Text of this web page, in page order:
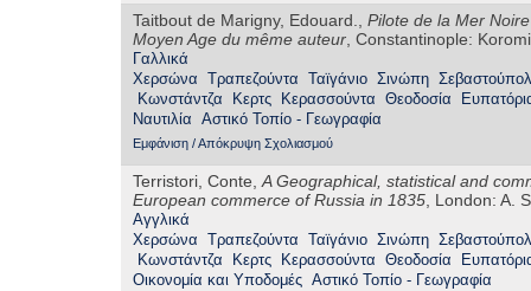
Taitbout de Marigny, Edouard., Pilote de la Mer
Moyen Age du même auteur, Constantinople:
Γαλλικά
Χερσώνα Τραπεζούντα Ταϊγάνιο Σινώπη
Κωνστάντζα
Κερτς Κερασσούντα Θεοδοσία
Ναυτιλία Αστικό Τοπίο - Γεωγραφία
Εμφάνιση / Απόκρυψη Σχολιασμού
Terristori, Conte,A Geographical, statistical and
European commerce of Russia in 1835, London: A.
Αγγλικά
Χερσώνα Τραπεζούντα Ταϊγάνιο Σινώπη
Κωνστάντζα
Κερτς Κερασσούντα Θεοδοσία
Οικονομία και Υποδομές Αστικό Τοπίο - Γεωγραφία